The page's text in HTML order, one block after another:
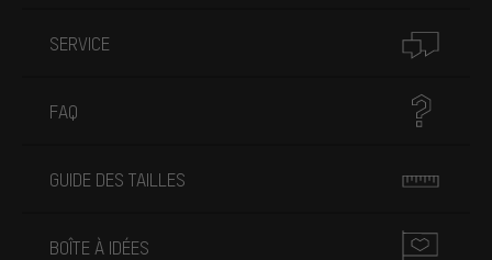
SERVICE
FAQ
GUIDE DES TAILLES
BOÎTE À IDÉES